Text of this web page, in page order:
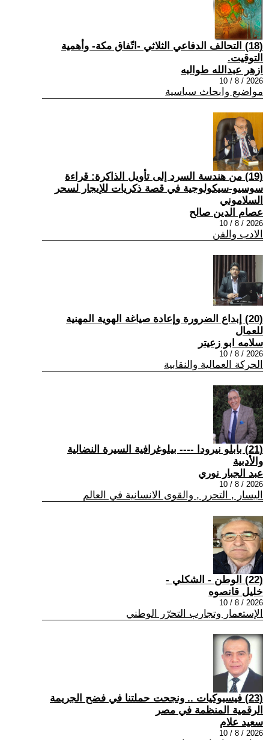
(18) التحالف الدفاعي الثلاثي -اتّفاق مكة- وأهمية
التوقيت.
ازهر عبدالله طوالبه
2026 / 8 / 10
مواضيع وابحاث سياسية
(19) من هندسة السرد إلى تأويل الذاكرة: قراءة
سوسيو-سيكولوجية في قصة ذكريات للإيجار لسحر
السلاموني
عصام الدين صالح
2026 / 8 / 10
الادب والفن
(20) إبداع الضرورة وإعادة صياغة الهوية المهنية
للعمال
سلامه ابو زعيتر
2026 / 8 / 10
الحركة العمالية والنقابية
(21) بابلو نيرودا ---- بيلوغرافية السيرة النضالية
والأدبية
عبد الجبار نوري
2026 / 8 / 10
اليسار , التحرر , والقوى الانسانية في العالم
(22) الوطن - الشكلي -
خليل قانصوه
2026 / 8 / 10
الإستعمار وتجارب التحرّر الوطني
(23) فيسبوكيات .. ونجحت حملتنا في فضح الجريمة
الرقمية المنظمة في مصر
سعيد علام
2026 / 8 / 10